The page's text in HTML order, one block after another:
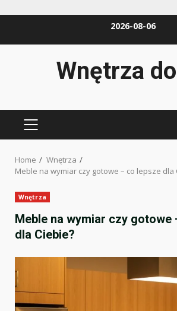
2026-08-06
Wnętrza
PRIMARY
Home
Wnętrza
Meble na wymiar czy gotowe – co lepsze dla
Wnętrza
Meble na wymiar czy gotowe
dla Ciebie?